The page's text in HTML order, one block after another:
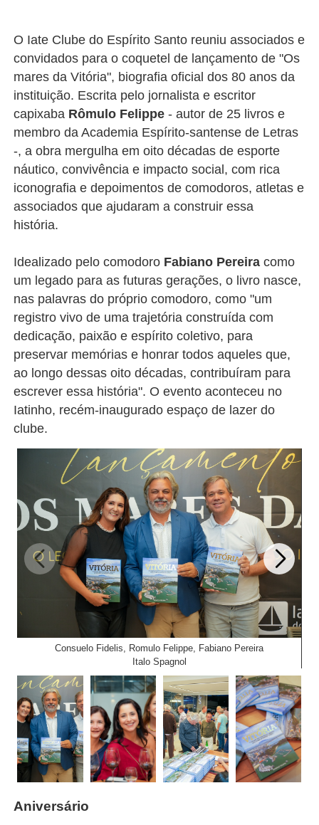
O Iate Clube do Espírito Santo reuniu associados e
convidados para o coquetel de lançamento de "Os
mares da Vitória", biografia oficial dos 80 anos da
instituição. Escrita pelo jornalista e escritor
capixaba Rômulo Felippe - autor de 25 livros e
membro da Academia Espírito-santense de Letras
-, a obra mergulha em oito décadas de esporte
náutico, convivência e impacto social, com rica
iconografia e depoimentos de comodoros, atletas e
associados que ajudaram a construir essa
história.
Idealizado pelo comodoro Fabiano Pereira como
um legado para as futuras gerações, o livro nasce,
nas palavras do próprio comodoro, como "um
registro vivo de uma trajetória construída com
dedicação, paixão e espírito coletivo, para
preservar memórias e honrar todos aqueles que,
ao longo dessas oito décadas, contribuíram para
escrever essa história". O evento aconteceu no
Iatinho, recém-inaugurado espaço de lazer do
clube.
Consuelo Fidelis, Romulo Felippe, Fabiano Pereira
Italo Spagnol
Aniversário